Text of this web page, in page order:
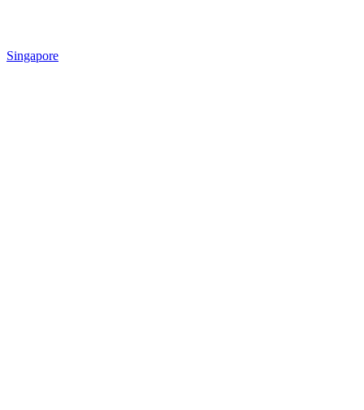
Singapore